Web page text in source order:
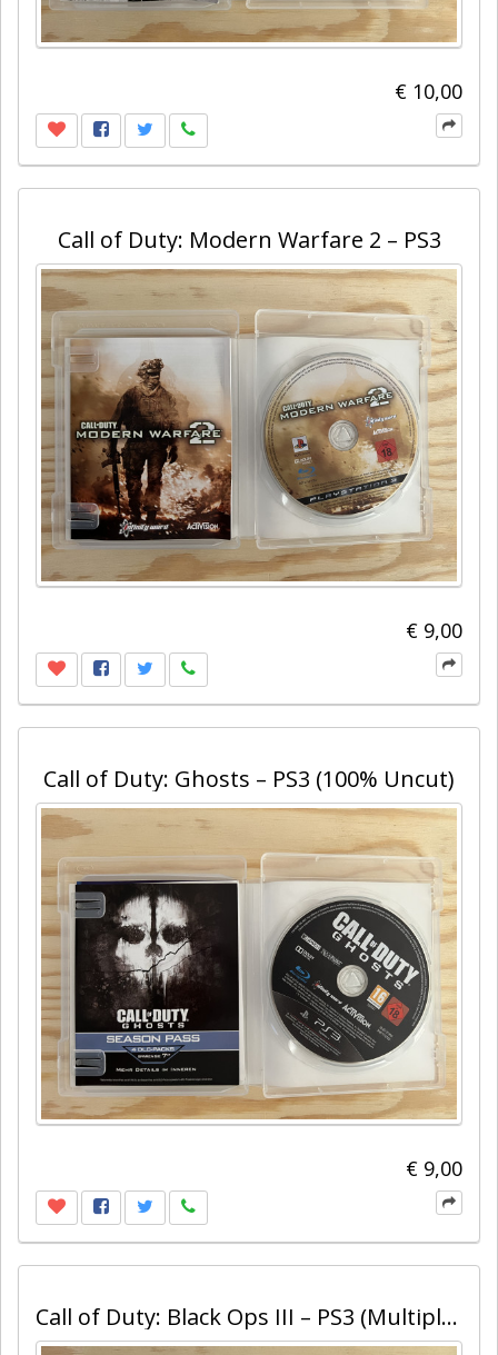
€ 10,00
Call of Duty: Modern Warfare 2 – PS3
€ 9,00
Call of Duty: Ghosts – PS3 (100% Uncut)
€ 9,00
Call of Duty: Black Ops III – PS3 (Multiplayer + Zombies Version)